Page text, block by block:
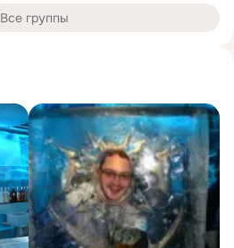
Все группы